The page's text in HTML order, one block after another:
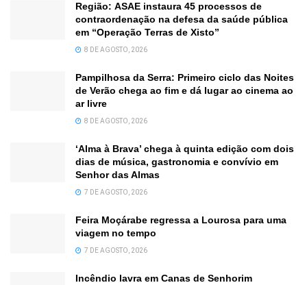
Região: ASAE instaura 45 processos de
contraordenação na defesa da saúde pública
em “Operação Terras de Xisto”
8 DE AGOSTO, 2026
Pampilhosa da Serra: Primeiro ciclo das Noites
de Verão chega ao fim e dá lugar ao cinema ao
ar livre
8 DE AGOSTO, 2026
‘Alma à Brava’ chega à quinta edição com dois
dias de música, gastronomia e convívio em
Senhor das Almas
7 DE AGOSTO, 2026
Feira Moçárabe regressa a Lourosa para uma
viagem no tempo
7 DE AGOSTO, 2026
Incêndio lavra em Canas de Senhorim